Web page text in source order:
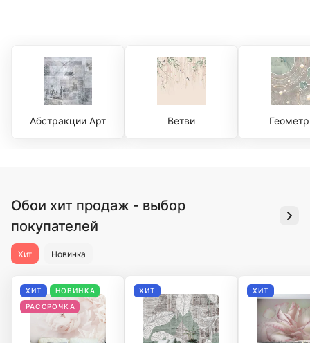
Абстракции Арт Ветви
Обои хит продаж - выбор
покупателей
Хит Новинка
ХИТ
НОВИНКА
РАССРОЧКА
ХИТ ХИТ